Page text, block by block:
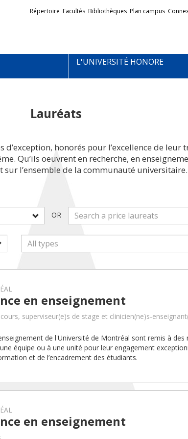
Liens
externes
Répertoire Facultés Bibliothèques Plan campus
L'UNIVERSITÉ HONORE
Lauréats
honorés pour l’excellence de leur
Qu’ils oeuvrent en recherche, en
l’ensemble de la communauté universitaire.
OR
en enseignement
superviseur(e)s de stage et clinicien(ne)s-
de l'Université de Montréal sont remis à des
équipe ou à une unité pour leur engagement
et de l’encadrement des étudiants.
en enseignement